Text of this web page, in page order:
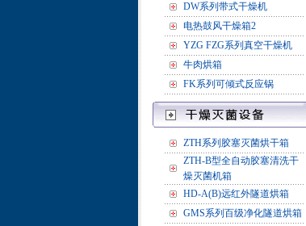
DW系列带式干燥机
电热鼓风干燥箱2
YZG FZG系列真空干燥机
牛肉烘箱
FK系列可倾式反应锅
ZTH系列胶塞灭菌烘干箱
ZTH-B型全自动胶塞清洗干
燥灭菌机箱
HD-A(B)远红外隧道烘箱
GMS系列百级净化隧道烘箱